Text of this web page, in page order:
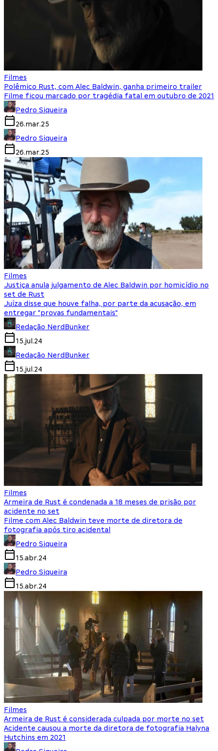
Filmes
Polêmico Rust, com Alec Baldwin, ganha primeiro trailer
Filme ficou marcado por tragédia fatal em outubro de 2021
Pedro Siqueira
26.mar.25
Pedro Siqueira
26.mar.25
Filmes
Justiça anula julgamento de Alec Baldwin por homicídio no
set de Rust
Juíza disse que houve falha, por parte da acusação, em
entregar "provas fundamentais"
Redação NerdBunker
15.jul.24
Redação NerdBunker
15.jul.24
Filmes
Armeira de Rust é condenada a 18 meses de prisão por
acidente no set
Filme com Alec Baldwin teve morte de diretora de
fotografia após tiro acidental
Pedro Siqueira
15.abr.24
Pedro Siqueira
15.abr.24
Filmes
Armeira de Rust é considerada culpada por morte no set
Acidente causou a morte da diretora de fotografia Halyna
Hutchins em 2021